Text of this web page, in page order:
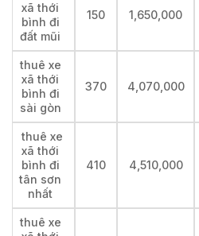
xã thới
bình đi
đất mũi
150 1,650,000
thuê xe
xã thới
bình đi
sài gòn
370 4,070,000
thuê xe
xã thới
bình đi
tân sơn
nhất
410 4,510,000
thuê xe